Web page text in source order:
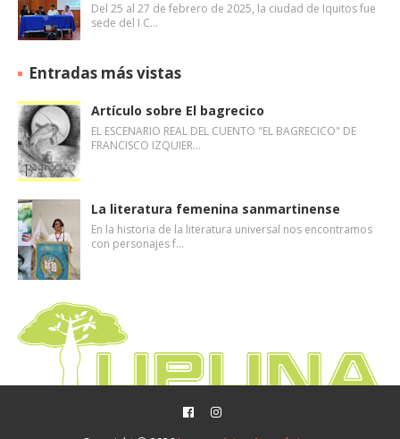
Del 25 al 27 de febrero de 2025, la ciudad de Iquitos fue
sede del I C…
Entradas más vistas
Artículo sobre El bagrecico
EL ESCENARIO REAL DEL CUENTO "EL BAGRECICO" DE
FRANCISCO IZQUIER…
La literatura femenina sanmartinense
En la historia de la literatura universal nos encontramos
con personajes f…